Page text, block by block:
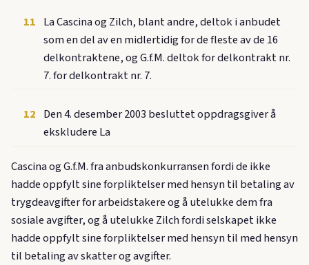
11 La Cascina og Zilch, blant andre, deltok i anbudet
som en del av en midlertidig for de fleste av de 16
delkontraktene, og G.f.M. deltok for delkontrakt nr.
7. for delkontrakt nr. 7.
12 Den 4. desember 2003 besluttet oppdragsgiver å
ekskludere La
Cascina og G.f.M. fra anbudskonkurransen fordi de ikke
hadde oppfylt sine forpliktelser med hensyn til betaling av
trygdeavgifter for arbeidstakere og å utelukke dem fra
sosiale avgifter, og å utelukke Zilch fordi selskapet ikke
hadde oppfylt sine forpliktelser med hensyn til med hensyn
til betaling av skatter og avgifter.